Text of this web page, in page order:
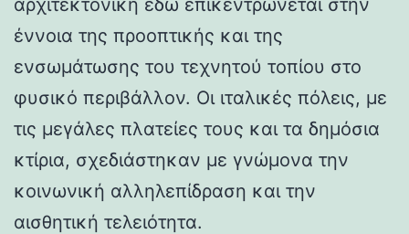
έννοια της προοπτικής και της
ενσωμάτωσης του τεχνητού τοπίου στο
φυσικό περιβάλλον. Οι ιταλικές πόλεις, με
τις μεγάλες πλατείες τους και τα δημόσια
κτίρια, σχεδιάστηκαν με γνώμονα την
κοινωνική αλληλεπίδραση και την
αισθητική τελειότητα.